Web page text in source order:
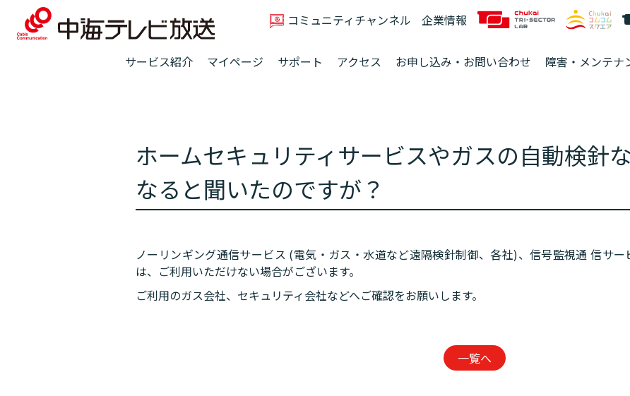
コミュニティチャンネル 企業情報
サービス紹介 マイページ サポート アクセス お申し込み・お問い合わせ 障害・メンテナ
ホームセキュリティサービスやガスの自動検針
なると聞いたのですが？
ノーリンギング通信サービス (電気・ガス・水道など遠隔検針制御、各社)、信号監視通 信サ
は、ご利用いただけない場合がございます。
ご利用のガス会社、セキュリティ会社などへご確認をお願いします。
一覧へ